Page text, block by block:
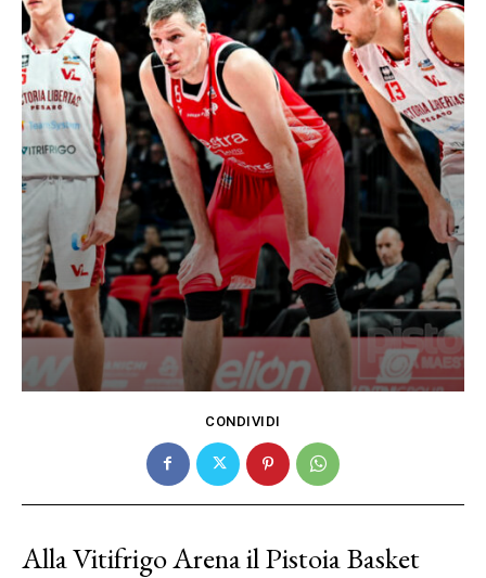
CONDIVIDI
Alla Vitifrigo Arena il Pistoia Basket